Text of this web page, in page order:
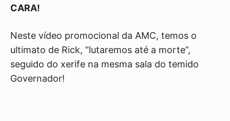
CARA!
Neste vídeo promocional da AMC, temos o
ultimato de Rick, “lutaremos até a morte”,
seguido do xerife na mesma sala do temido
Governador!